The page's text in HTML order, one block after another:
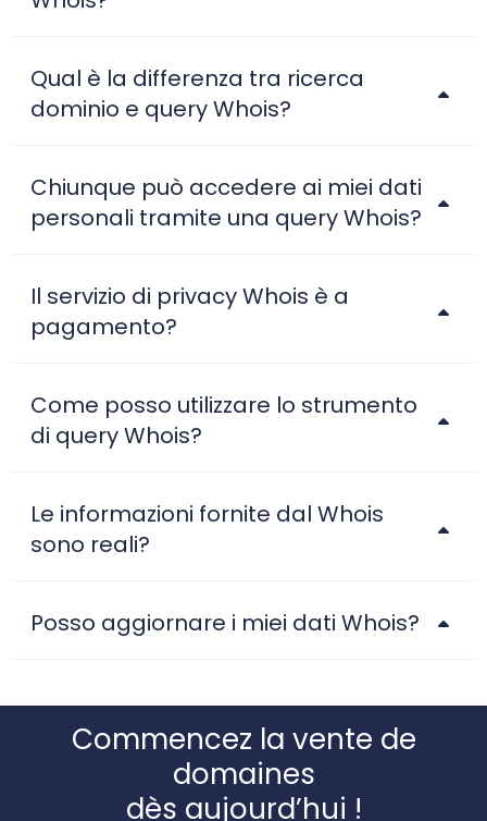
Qual è la differenza tra ricerca
dominio e query Whois?
Chiunque può accedere ai miei dati
personali tramite una query Whois?
Il servizio di privacy Whois è a
pagamento?
Come posso utilizzare lo strumento
di query Whois?
Le informazioni fornite dal Whois
sono reali?
Posso aggiornare i miei dati Whois?
Commencez la vente de
domaines
dès aujourd’hui !